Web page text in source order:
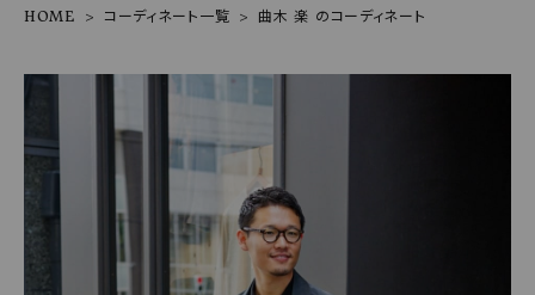
NEW ARRIVAL
ARCH EXCLUSIVE
BRAND
CATEGORY
HOME コーディネート一覧 曲木 楽 のコーディネート